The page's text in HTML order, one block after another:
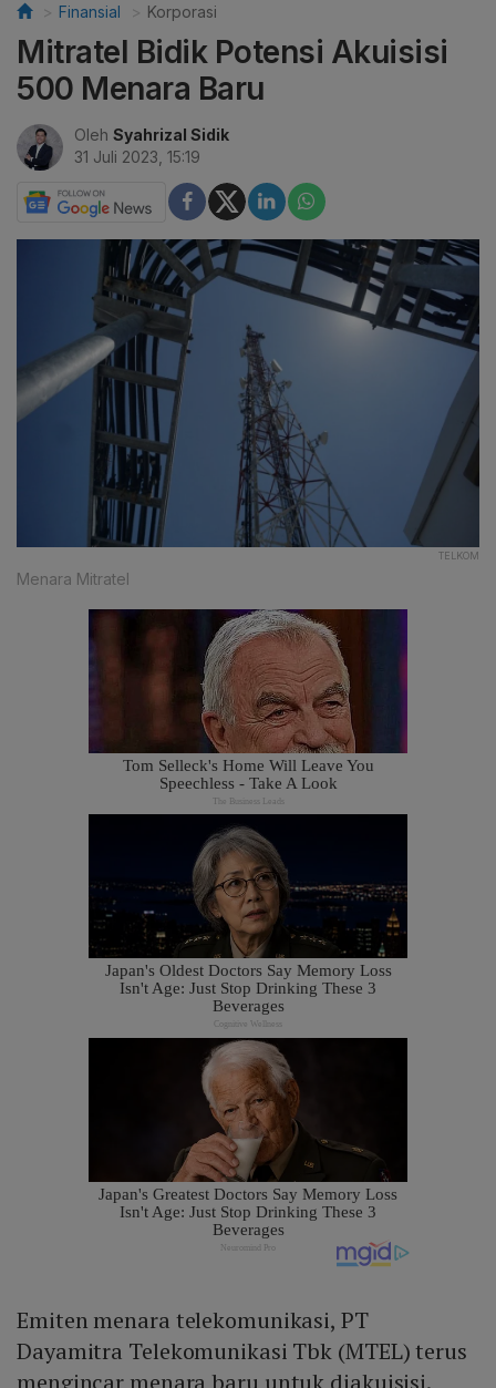
Finansial Korporasi
Mitratel Bidik Potensi Akuisisi
500 Menara Baru
Oleh Syahrizal Sidik
31 Juli 2023, 15:19
TELKOM
Menara Mitratel
Emiten menara telekomunikasi, PT
Dayamitra Telekomunikasi Tbk (MTEL) terus